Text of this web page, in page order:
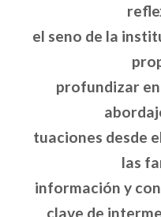
el seno de la
profundizar
tuaciones desde
las
información y
clave de